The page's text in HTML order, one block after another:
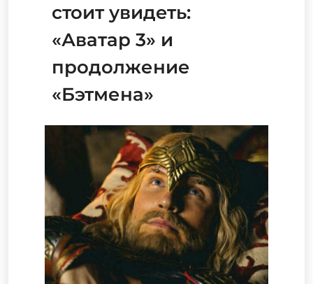
стоит увидеть:
«Аватар 3» и
продолжение
«Бэтмена»